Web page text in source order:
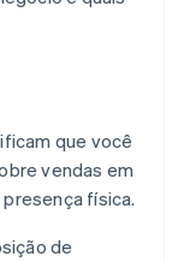
que você
vendas em
física.
de